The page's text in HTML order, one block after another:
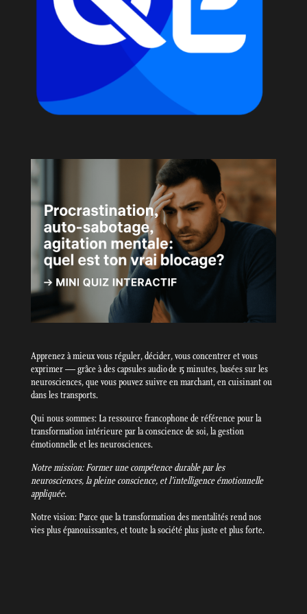
Apprenez à mieux vous réguler, décider, vous concentrer et vous
exprimer — grâce à des capsules audio de 15 minutes, basées sur les
neurosciences, que vous pouvez suivre en marchant, en cuisinant ou
dans les transports.
Qui nous sommes: La ressource francophone de référence pour la
transformation intérieure par la conscience de soi, la gestion
émotionnelle et les neurosciences.
Notre mission: Former une compétence durable par les
neurosciences, la pleine conscience, et l’intelligence émotionnelle
appliquée.
Notre vision: Parce que la transformation des mentalités rend nos
vies plus épanouissantes, et toute la société plus juste et plus forte.